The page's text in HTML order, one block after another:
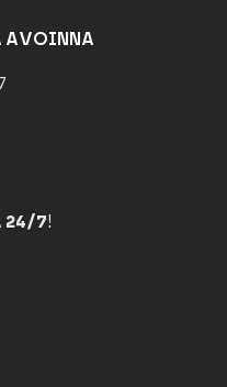
AVOINNA
24/7!